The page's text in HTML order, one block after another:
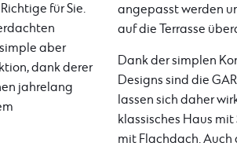
für Sie.
aber
dank derer
jahrelang
angepasst werden
auf die Terrasse
Dank der simplen
Designs sind die
lassen sich daher
klassisches Haus
mit Flachdach. Auch